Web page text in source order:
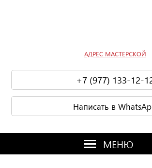
АДРЕС МАСТЕРСКОЙ
+7 (977) 133-12-
Написать в
МЕНЮ